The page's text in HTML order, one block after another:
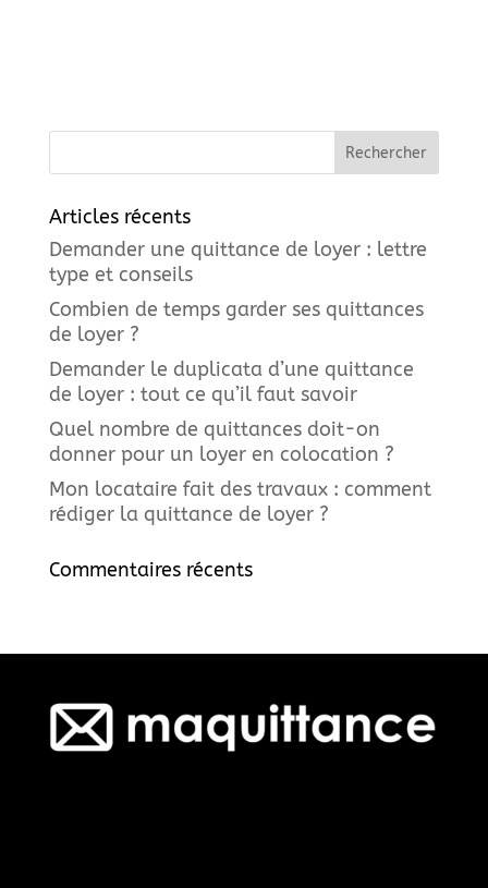
Articles récents
Demander une quittance de loyer : lettre
type et conseils
Combien de temps garder ses quittances
de loyer ?
Demander le duplicata d’une quittance
de loyer : tout ce qu’il faut savoir
Quel nombre de quittances doit-on
donner pour un loyer en colocation ?
Mon locataire fait des travaux : comment
rédiger la quittance de loyer ?
Commentaires récents